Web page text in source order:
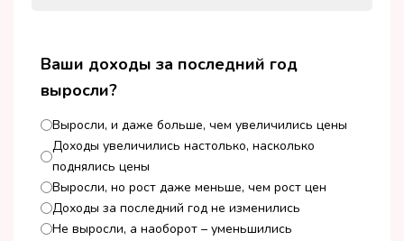
Ваши доходы за последний год
выросли?
Выросли, и даже больше, чем увеличились цены
Доходы увеличились настолько, насколько
поднялись цены
Выросли, но рост даже меньше, чем рост цен
Доходы за последний год не изменились
Не выросли, а наоборот – уменьшились